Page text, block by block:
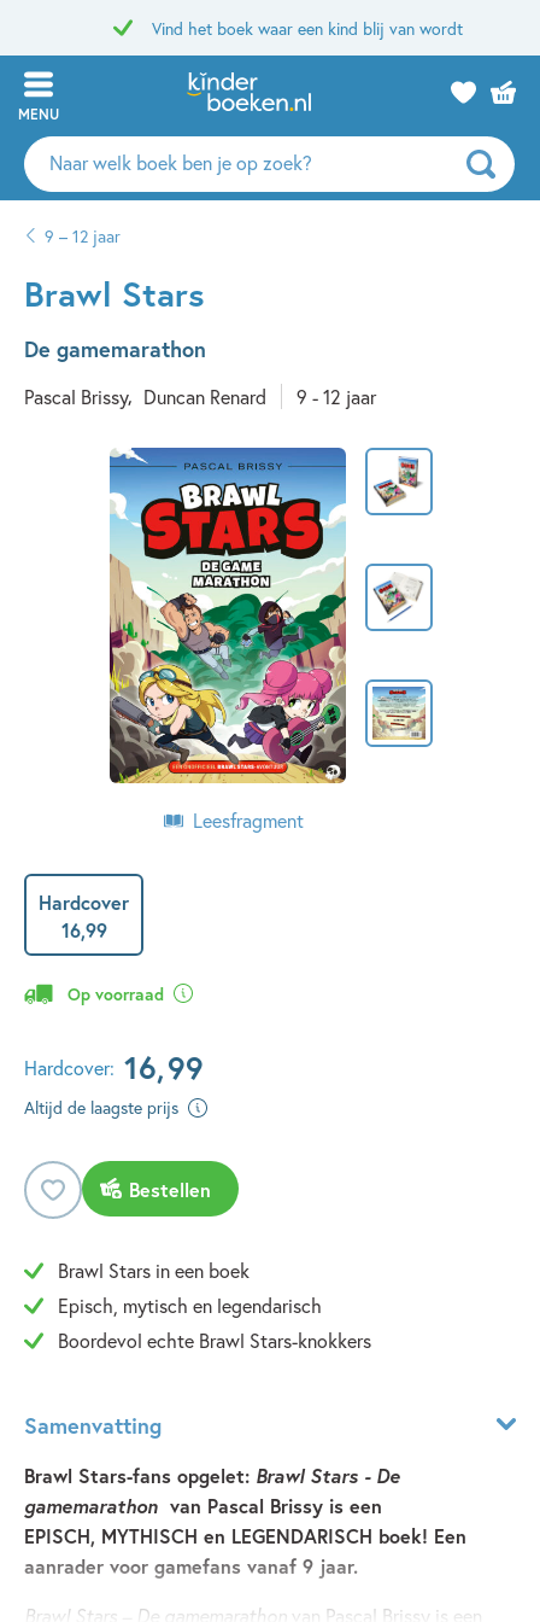
Vind het boek waar een kind blij van wordt
MENU
Zoeken
naar
auteurs
uitgevers
9 – 12 jaar
Brawl Stars
De gamemarathon
Pascal Brissy Duncan Renard 9 - 12 jaar
Leesfragment
Hardcover
16,99
Op voorraad
Hardcover: 16,99
Altijd de laagste prijs
Bestellen
Brawl Stars in een boek
Episch, mytisch en legendarisch
Boordevol echte Brawl Stars-knokkers
Samenvatting
Brawl Stars-fans opgelet: Brawl Stars - De
gamemarathon van Pascal Brissy is een
EPISCH, MYTHISCH en LEGENDARISCH boek! Een
aanrader voor gamefans vanaf 9 jaar.
Brawl Stars – De gamemarathon van Pascal Brissy is een